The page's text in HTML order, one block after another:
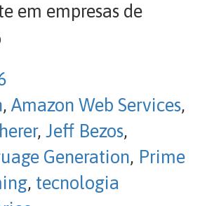
em empresas de
, Amazon Web Services,
, Jeff Bezos,
Generation, Prime
, tecnologia